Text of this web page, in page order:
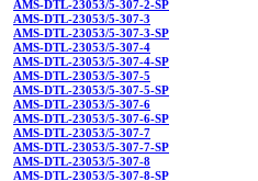
AMS-DTL-23053/5-307-2-SP
AMS-DTL-23053/5-307-3
AMS-DTL-23053/5-307-3-SP
AMS-DTL-23053/5-307-4
AMS-DTL-23053/5-307-4-SP
AMS-DTL-23053/5-307-5
AMS-DTL-23053/5-307-5-SP
AMS-DTL-23053/5-307-6
AMS-DTL-23053/5-307-6-SP
AMS-DTL-23053/5-307-7
AMS-DTL-23053/5-307-7-SP
AMS-DTL-23053/5-307-8
AMS-DTL-23053/5-307-8-SP